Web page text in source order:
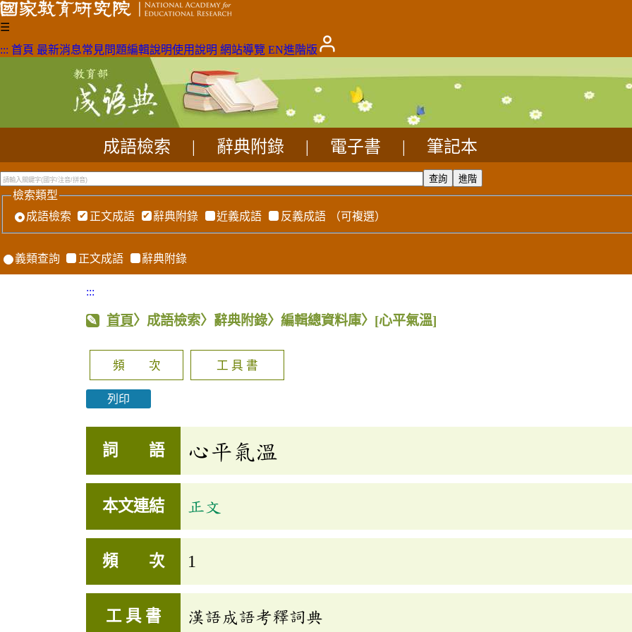
☰
::: 首頁 最新消息常見問題編輯說明使用說明 網站導覽 EN進階版
成語檢索 辭典附錄 電子書 筆記本
檢索類型
成語檢索
正文成語 辭典附錄 近義成語 反義成語 （可複選）
義類查詢 正文成語 辭典附錄
:::
首頁〉成語檢索〉辭典附錄〉編輯總資料庫〉 [心平氣溫]
頻 次 工 具 書
列印
詞 語 心平氣溫
本文連結 正文
頻 次 1
工 具 書 漢語成語考釋詞典